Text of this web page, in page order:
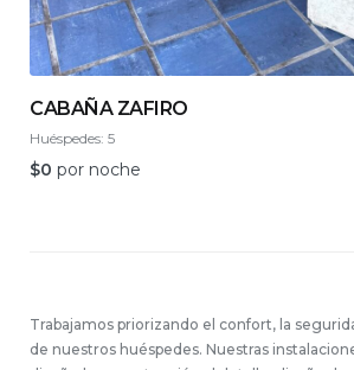
CABAÑA ZAFIRO
Huéspedes: 5
$0 por noche
Trabajamos priorizando el confort, la
de nuestros huéspedes. Nuestras